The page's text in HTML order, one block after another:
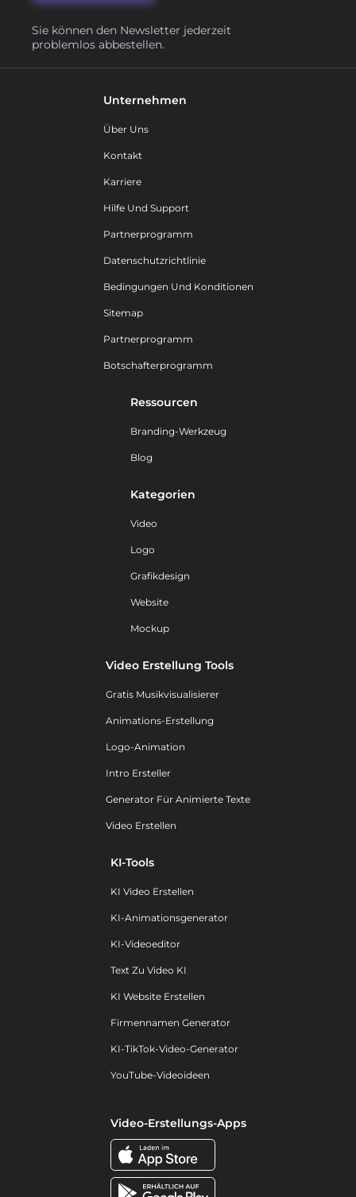
Sie können den Newsletter jederzeit
problemlos abbestellen.
Unternehmen
Über Uns
Kontakt
Karriere
Hilfe Und Support
Partnerprogramm
Datenschutzrichtlinie
Bedingungen Und Konditionen
Sitemap
Partnerprogramm
Botschafterprogramm
Ressourcen
Branding-Werkzeug
Blog
Kategorien
Video
Logo
Grafikdesign
Website
Mockup
Video Erstellung Tools
Gratis Musikvisualisierer
Animations-Erstellung
Logo-Animation
Intro Ersteller
Generator Für Animierte Texte
Video Erstellen
KI-Tools
KI Video Erstellen
KI-Animationsgenerator
KI-Videoeditor
Text Zu Video KI
KI Website Erstellen
Firmennamen Generator
KI-TikTok-Video-Generator
YouTube-Videoideen
Video-Erstellungs-Apps